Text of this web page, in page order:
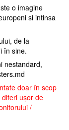
o imagine
si intinsa
de la
în sine.
nestandard,
doar în scop
ușor de
/